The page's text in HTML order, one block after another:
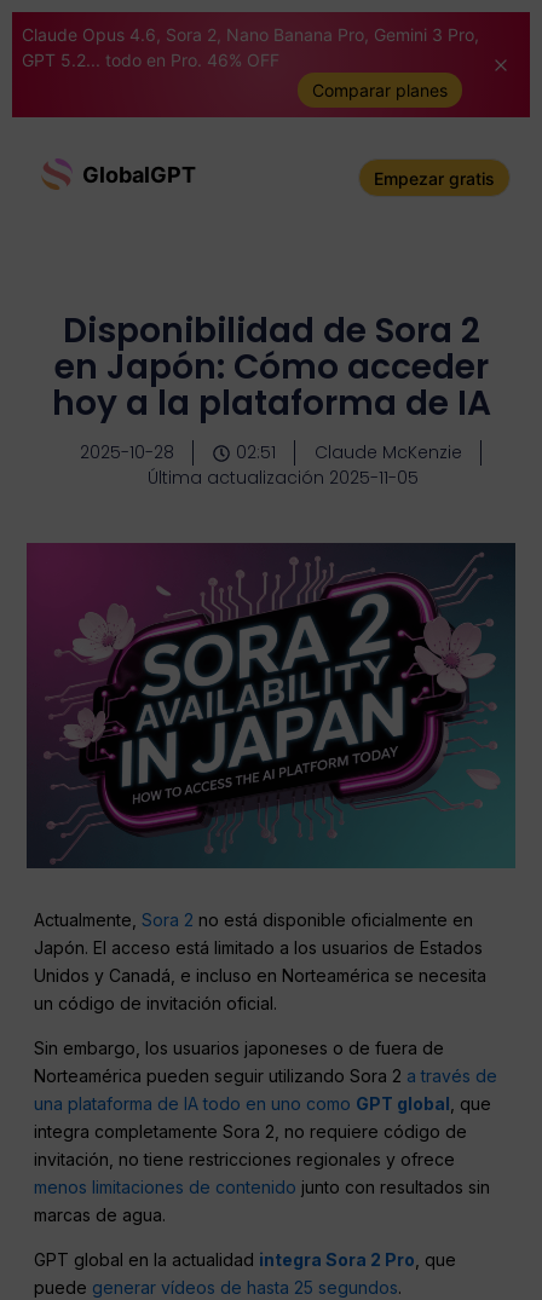
Claude Opus 4.6, Sora 2, Nano Banana Pro, Gemini 3 Pro,
GPT 5.2... todo en Pro. 46% OFF
Comparar planes
GlobalGPT Empezar gratis
Disponibilidad de Sora 2
en Japón: Cómo acceder
hoy a la plataforma de IA
2025-10-28 02:51
Claude McKenzie
Última actualización 2025-11-05
Actualmente,Sora 2 no está disponible oficialmente en
Japón. El acceso está limitado a los usuarios de Estados
Unidos y Canadá, e incluso en Norteamérica se necesita
un código de invitación oficial.
Sin embargo, los usuarios japoneses o de fuera de
Norteamérica pueden seguir utilizando Sora 2 a través de
una plataforma de IA todo en uno como GPT global , que
integra completamente Sora 2, no requiere código de
invitación, no tiene restricciones regionales y ofrece
menos limitaciones de contenido junto con resultados sin
marcas de agua.
GPT global en la actualidad integra Sora 2 Pro, que
puede generar vídeos de hasta 25 segundos.